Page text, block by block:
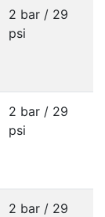
2 bar / 29
psi
2 bar / 29
psi
2 bar / 29